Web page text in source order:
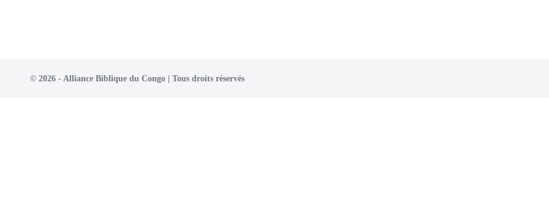
© 2026 - Alliance Biblique du Congo | Tous droits réservés